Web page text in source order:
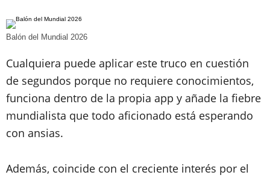
Balón del Mundial 2026
Cualquiera puede aplicar este truco en cuestión
de segundos porque no requiere conocimientos,
funciona dentro de la propia app y añade la fiebre
mundialista que todo aficionado está esperando
con ansias.
Además, coincide con el creciente interés por el